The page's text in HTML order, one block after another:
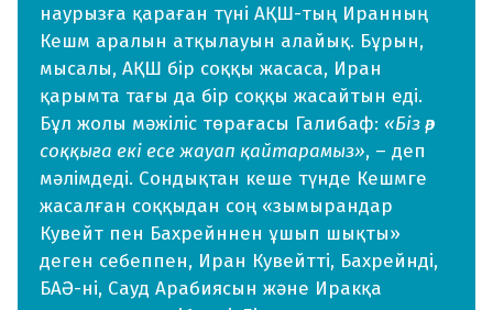
наурызға қараған түні АҚШ-тың Иранның
Кешм аралын атқылауын алайық. Бұрын,
мысалы, АҚШ бір соққы жасаса, Иран
қарымта тағы да бір соққы жасайтын еді.
Бұл жолы мәжіліс төрағасы Галибаф: «Біз әр
соққыға екі есе жауап қайтарамыз», – деп
мәлімдеді. Сондықтан кеше түнде Кешмге
жасалған соққыдан соң «зымырандар
Кувейт пен Бахрейннен ұшып шықты»
деген себеппен, Иран Кувейтті, Бахрейнді,
БАӘ-ні, Сауд Арабиясын және Иракқа